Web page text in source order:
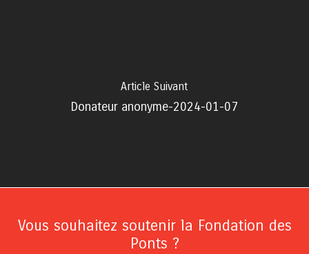
Article Suivant
Donateur anonyme-2024-01-07
Vous souhaitez soutenir la Fondation des
Ponts ?